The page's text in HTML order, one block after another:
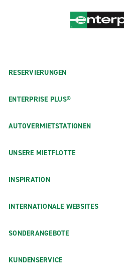
RESERVIERUNGEN
ENTERPRISE PLUS®
AUTOVERMIETSTATIONEN
UNSERE MIETFLOTTE
INSPIRATION
INTERNATIONALE WEBSITES
SONDERANGEBOTE
KUNDENSERVICE